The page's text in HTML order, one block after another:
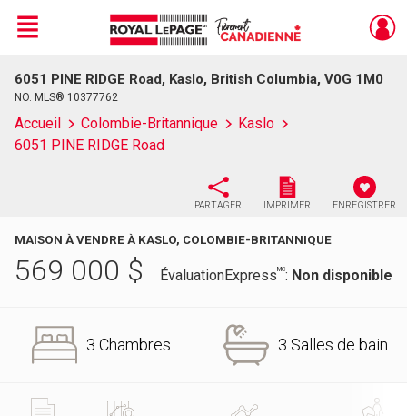
Live
En Direct
Menu
6051 PINE RIDGE Road, Kaslo, British Columbia, V0G 1M0
NO. MLS® 10377762
Accueil Colombie-Britannique
Kaslo
6051 PINE RIDGE Road
PARTAGER IMPRIMER ENREGISTRER
MAISON À VENDRE À KASLO, COLOMBIE-BRITANNIQUE
569 000 $ ÉvaluationExpressMC: Non disponible
3 Chambres 3 Salles de bain